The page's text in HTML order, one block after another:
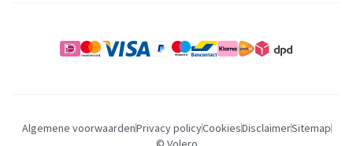
Algemene voorwaardenPrivacy policyCookiesDisclaimerSitemap